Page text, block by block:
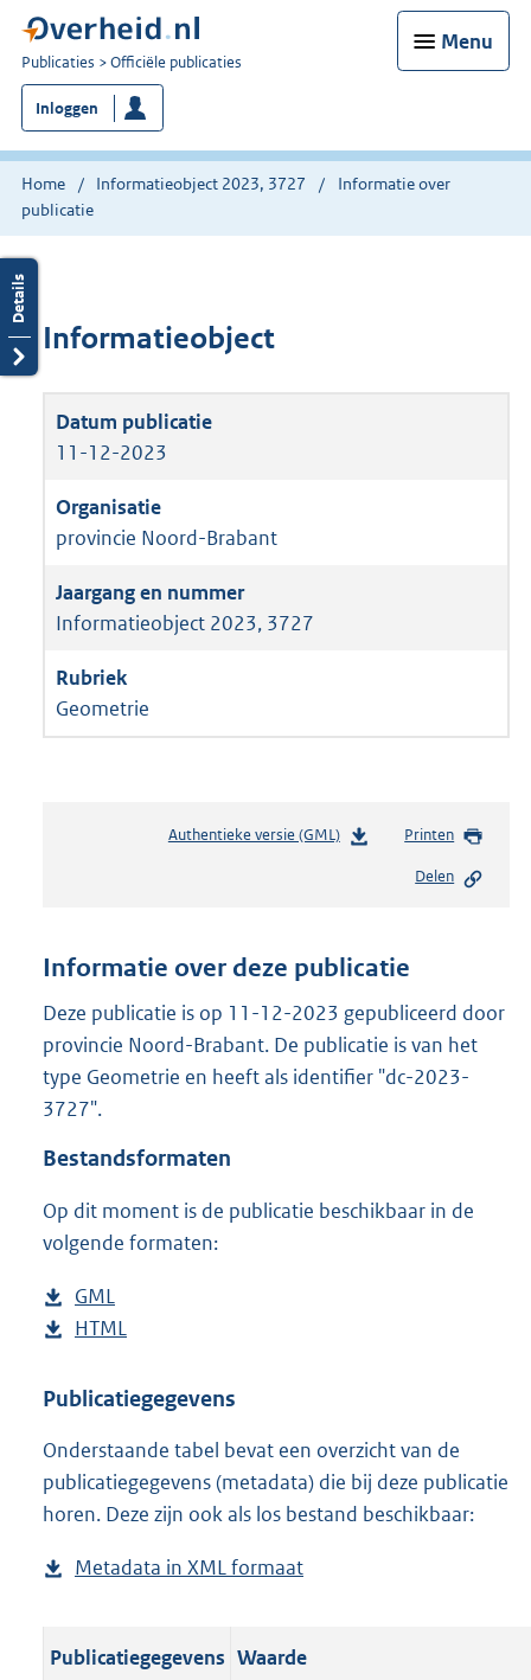
Menu
U
bent
nu
hier:
Publicaties Officiële publicaties
Inloggen
Home Informatieobject 2023, 3727
Informatie over
publicatie
Informatieobject
11-12-2023
provincie Noord-Brabant
Informatieobject 2023, 3727
Geometrie
Authentieke versie (GML)b
n
s
g
r
o
:
Printen
Delen
Informatie over deze publicatie
Deze publicatie is op 11-12-2023 gepubliceerd door
provincie Noord-Brabant. De publicatie is van het
type Geometrie en heeft als identifier "dc-2023-
3727".
Bestandsformaten
Op dit moment is de publicatie beschikbaar in de
volgende formaten:
D
o
n
o
a
d
u
l
GML
e
t
n
d
s
r
o
D
w
l
o
a
p
b
HTML
s
a
n
d
g
o
Publicatiegegevens
Onderstaande tabel bevat een overzicht van de
publicatiegegevens (metadata) die bij deze publicatie
horen. Deze zijn ook als los bestand beschikbaar:
Metadata in XML formaat
t
Publicatiegegevens Waarde